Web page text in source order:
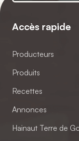
Accès rapide
Producteurs
Produits
Recettes
Annonces
Hainaut Terre de